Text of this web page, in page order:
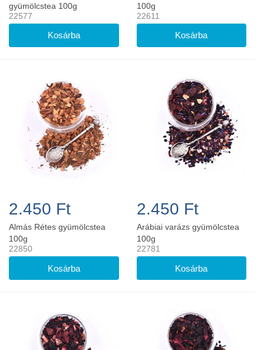
gyümölcstea 100g
22577
100g
22611
2.450 Ft
Almás Rétes gyümölcstea
100g
22850
2.450 Ft
Arábiai varázs gyümölcstea
100g
22781